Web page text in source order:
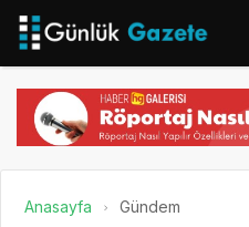
Anasayfa Gündem